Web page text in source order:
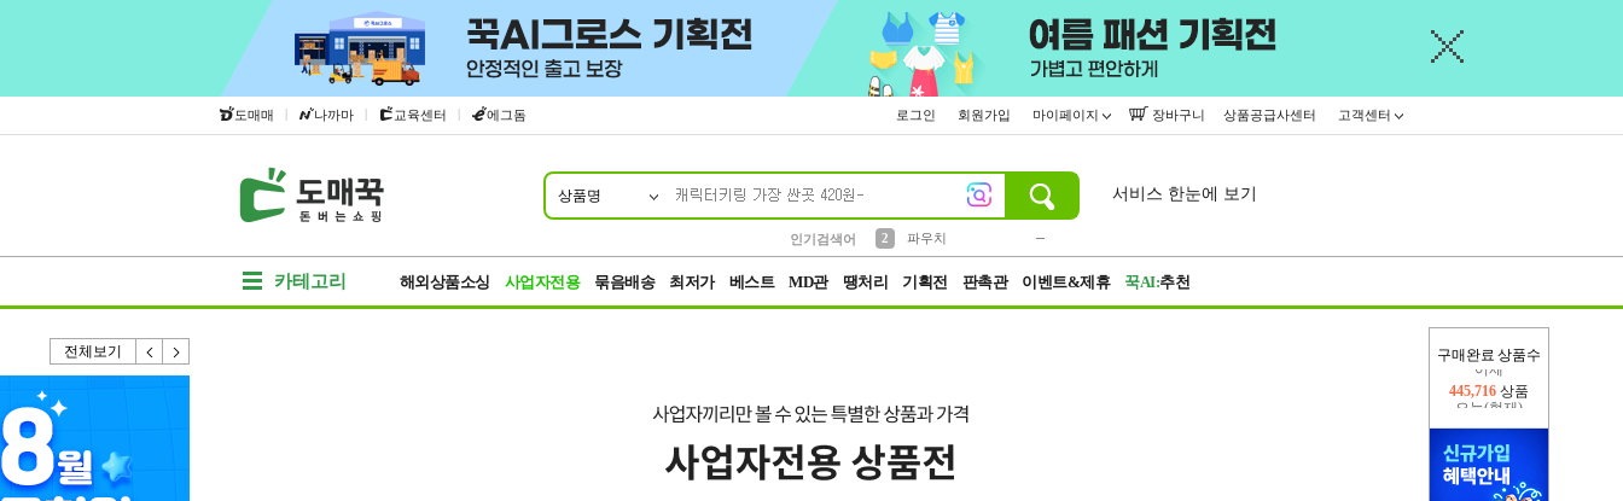
도매매 | 나까마 | 교육센터 | 에그돔 로그인 회원가입 마이페이지 장바구니 상품공급사센터 고객센터
상품명
인기검색어
2
파우치
서비스 한눈에 보기
카테고리 해외상품소싱 사업자전용 묶음배송 최저가 베스트 MD관 땡처리 기획전 판촉관 이벤트&제휴 꾹AI:추천
전체보기 구매완료 상품수
오늘(현재)
256,915상품